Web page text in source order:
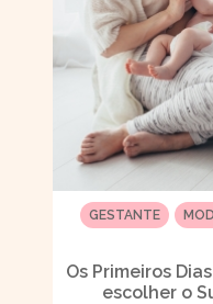
GESTANTE
Os Primeiros
escolher o